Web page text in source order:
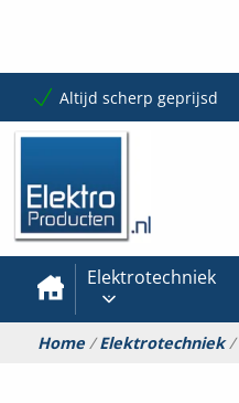
Altijd scherp geprijsd
Elektrotechniek
Home/Elektrotechniek/